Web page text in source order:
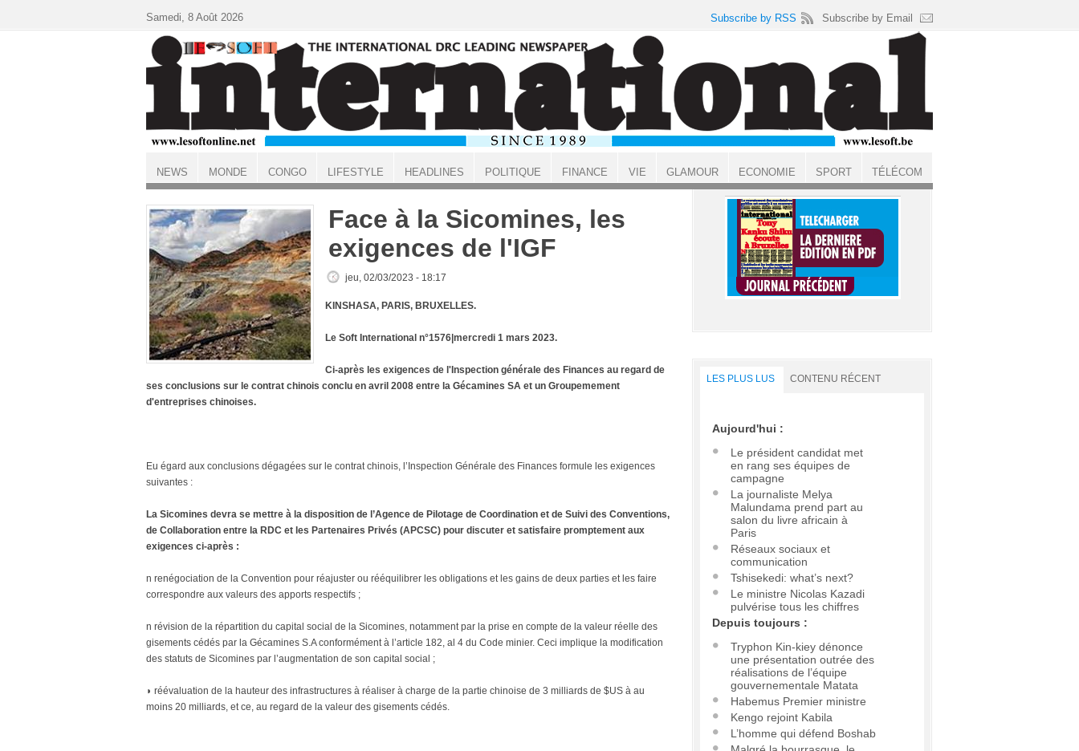
ACCUEIL
Face à la Sicomines, les
exigences de l'IGF
jeu, 02/03/2023 - 18:17
KINSHASA, PARIS, BRUXELLES.
Le Soft International n°1576 |mercredi 1 mars 2023.
Ci-après les exigences de l'Inspection générale des Finances au regard de
ses conclusions sur le contrat chinois conclu en avril 2008 entre la Gécamines SA et un Groupemement
d'entreprises chinoises.
Eu égard aux conclusions dégagées sur le contrat chinois, l’Inspection Générale des Finances formule les exigences
suivantes :
La Sicomines devra se mettre à la disposition de l’Agence de Pilotage de Coordination et de Suivi des Conventions,
de Collaboration entre la RDC et les Partenaires Privés (APCSC) pour discuter et satisfaire promptement aux
exigences ci-après :
n renégociation de la Convention pour réajuster ou rééquilibrer les obligations et les gains de deux parties et les faire
correspondre aux valeurs des apports respectifs ;
n révision de la répartition du capital social de la Sicomines, notamment par la prise en compte de la valeur réelle des
gisements cédés par la Gécamines S.A conformément à l’article 182, al 4 du Code minier. Ceci implique la modification
des statuts de Sicomines par l’augmentation de son capital social ;
◗ réévaluation de la hauteur des infrastructures à réaliser à charge de la partie chinoise de 3 milliards de $US à au
moins 20 milliards, et ce, au regard de la valeur des gisements cédés.
LES PLUS LUS CONTENU RÉCENT
Aujourd'hui :
Le président candidat met
en rang ses équipes de
campagne
La journaliste Melya
Malundama prend part au
salon du livre africain à
Paris
Réseaux sociaux et
communication
Tshisekedi: what’s next?
Le ministre Nicolas Kazadi
pulvérise tous les chiffres
Depuis toujours :
Tryphon Kin-kiey dénonce
une présentation outrée des
réalisations de l’équipe
gouvernementale Matata
Habemus Premier ministre
Kengo rejoint Kabila
L’homme qui défend Boshab
Samedi, 8 Août 2026 Subscribe by RSS Subscribe by Email
NEWS MONDE CONGO LIFESTYLE HEADLINES POLITIQUE FINANCE VIE GLAMOUR ECONOMIE SPORT TÉLÉCOM